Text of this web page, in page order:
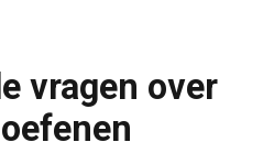
vragen over